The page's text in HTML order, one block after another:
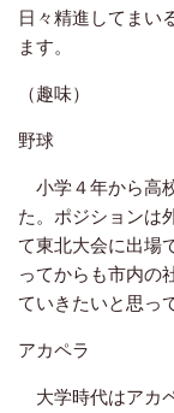
日々精進してまい
ます。
（趣味）
野球
小学４年から高
た。ポジションは
て東北大会に出場
ってからも市内の
ていきたいと思っ
アカペラ
大学時代はアカ